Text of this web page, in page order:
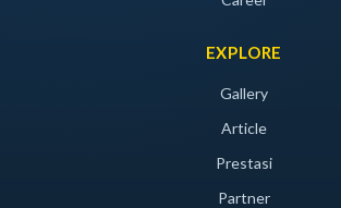
EXPLORE
Gallery
Article
Prestasi
Partner